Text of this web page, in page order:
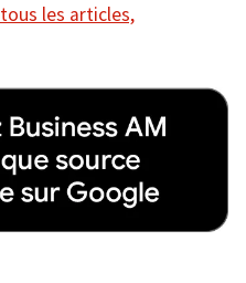
les articles,